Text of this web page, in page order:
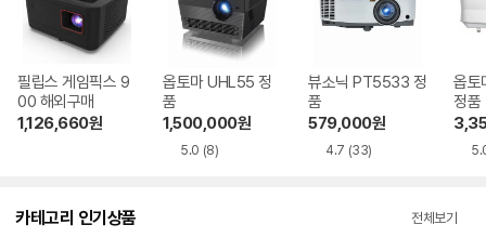
필립스 게임픽스 9
00 해외구매
1,126,660원
옵토마 UHL55 정
품
1,500,000원
5.0 (8)
뷰소닉 PT5533 정
품
579,000원
4.7 (33)
옵토
정품
카테고리 인기상품 전체보기